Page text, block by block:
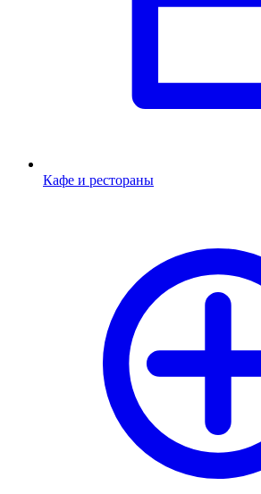
Кафе и рестораны